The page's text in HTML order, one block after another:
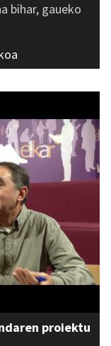
bihar, gaueko
proiektu